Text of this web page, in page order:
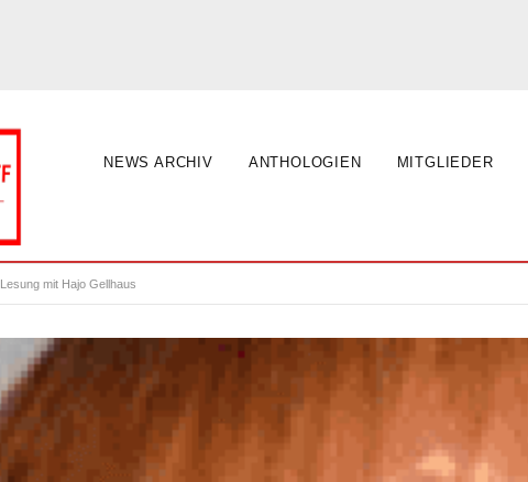
NEWS ARCHIV ANTHOLOGIEN MITGLIEDER
Lesung mit Hajo Gellhaus